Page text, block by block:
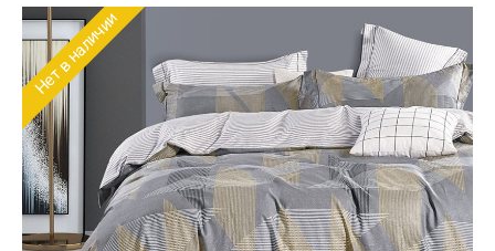
Нет в наличии